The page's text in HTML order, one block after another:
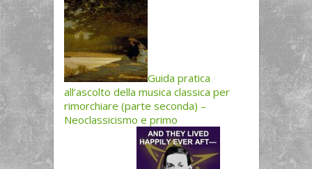
Guida pratica
all’ascolto della musica classica per
rimorchiare (parte seconda) –
Neoclassicismo e primo